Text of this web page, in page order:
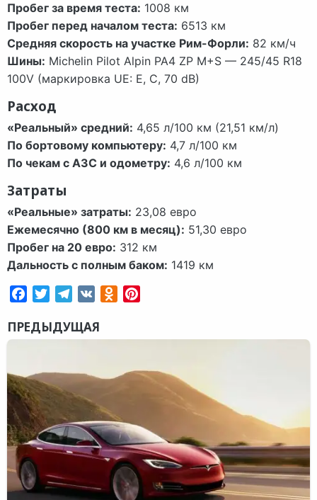
Пробег за время теста: 1008 км
Пробег перед началом теста: 6513 км
Средняя скорость на участке Рим-Форли: 82 км/ч
Шины: Michelin Pilot Alpin PA4 ZP M+S — 245/45 R18
100V (маркировка UE: E, C, 70 dB)
Расход
«Реальный» средний: 4,65 л/100 км (21,51 км/л)
По бортовому компьютеру: 4,7 л/100 км
По чекам с АЗС и одометру: 4,6 л/100 км
Затраты
«Реальные» затраты: 23,08 евро
Ежемесячно (800 км в месяц): 51,30 евро
Пробег на 20 евро: 312 км
Дальность с полным баком: 1419 км
FacebookTwitterTelegram
VK Odnoklassniki
ПРЕДЫДУЩАЯ